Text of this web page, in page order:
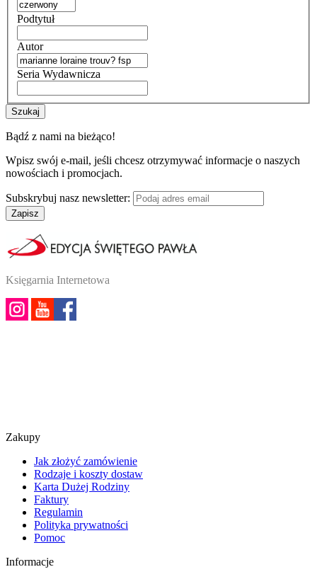
Podtytuł
Autor
Seria Wydawnicza
Szukaj
Bądź z nami na bieżąco!
Wpisz swój e-mail, jeśli chcesz otrzymywać informacje o naszych
nowościach i promocjach.
Subskrybuj nasz newsletter:
Zapisz
Księgarnia Internetowa
Zakupy
Jak złożyć zamówienie
Rodzaje i koszty dostaw
Karta Dużej Rodziny
Faktury
Regulamin
Polityka prywatności
Pomoc
Informacje